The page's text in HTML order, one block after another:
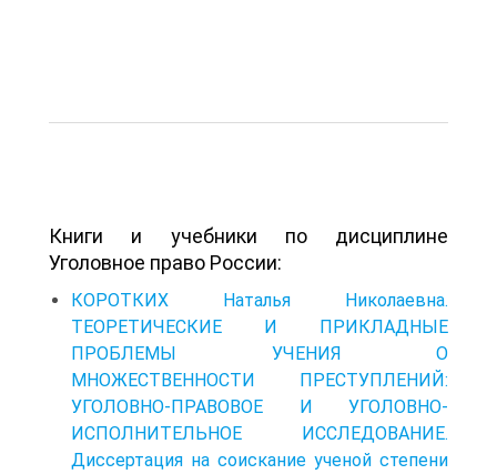
Книги и учебники по дисциплине
Уголовное право России:
КОРОТКИХ Наталья Николаевна.
ТЕОРЕТИЧЕСКИЕ И ПРИКЛАДНЫЕ
ПРОБЛЕМЫ УЧЕНИЯ О
МНОЖЕСТВЕННОСТИ ПРЕСТУПЛЕНИЙ:
УГОЛОВНО-ПРАВОВОЕ И УГОЛОВНО-
ИСПОЛНИТЕЛЬНОЕ ИССЛЕДОВАНИЕ.
Диссертация на соискание ученой степени